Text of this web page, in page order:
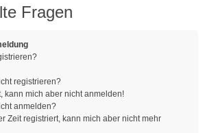
Fragen
registrieren?
kann mich aber nicht anmelden!
anmelden?
Zeit registriert, kann mich aber nicht mehr